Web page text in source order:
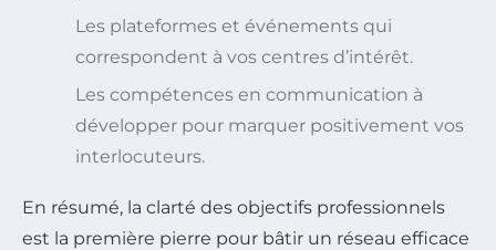
Les plateformes et événements qui
correspondent à vos centres d’intérêt.
Les compétences en communication à
développer pour marquer positivement vos
interlocuteurs.
En résumé, la clarté des objectifs professionnels
est la première pierre pour bâtir un réseau efficace